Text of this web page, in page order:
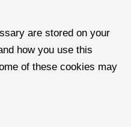
are stored on your
how you use this
of these cookies may